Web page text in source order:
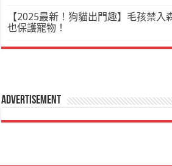
【2025最新！狗貓出門趣】毛孩禁
也保護寵物！
Advertisement